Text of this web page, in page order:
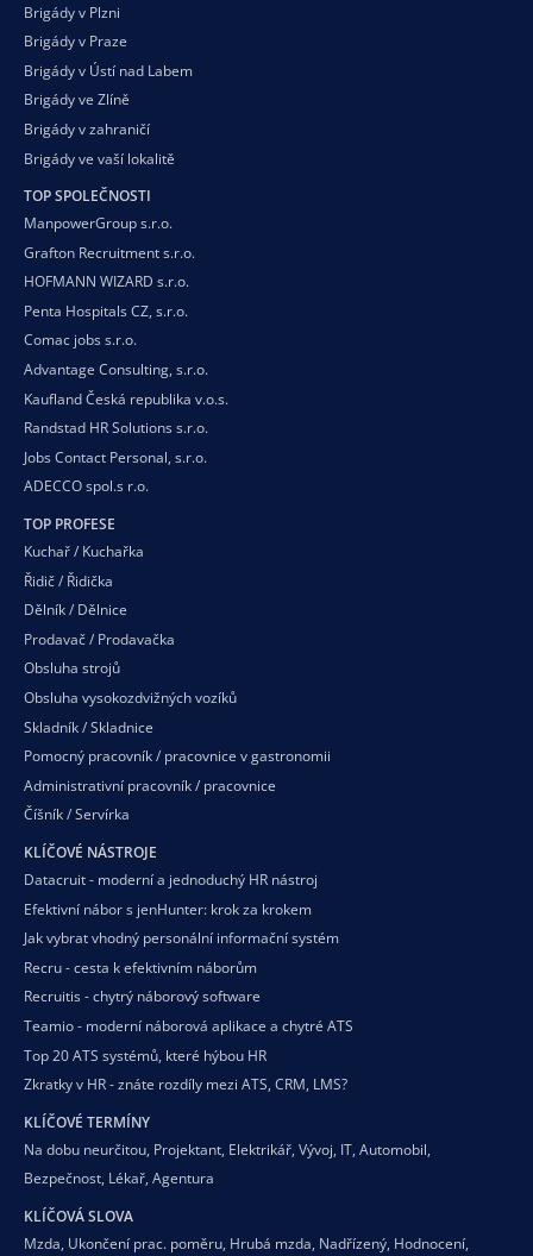
Brigády v Plzni
Brigády v Praze
Brigády v Ústí nad Labem
Brigády ve Zlíně
Brigády v zahraničí
Brigády ve vaší lokalitě
TOP SPOLEČNOSTI
ManpowerGroup s.r.o.
Grafton Recruitment s.r.o.
HOFMANN WIZARD s.r.o.
Penta Hospitals CZ, s.r.o.
Comac jobs s.r.o.
Advantage Consulting, s.r.o.
Kaufland Česká republika v.o.s.
Randstad HR Solutions s.r.o.
Jobs Contact Personal, s.r.o.
ADECCO spol.s r.o.
TOP PROFESE
Kuchař / Kuchařka
Řidič / Řidička
Dělník / Dělnice
Prodavač / Prodavačka
Obsluha strojů
Obsluha vysokozdvižných vozíků
Skladník / Skladnice
Pomocný pracovník / pracovnice v gastronomii
Administrativní pracovník / pracovnice
Číšník / Servírka
KLÍČOVÉ NÁSTROJE
Datacruit - moderní a jednoduchý HR nástroj
Efektivní nábor s jenHunter: krok za krokem
Jak vybrat vhodný personální informační systém
Recru - cesta k efektivním náborům
Recruitis - chytrý náborový software
Teamio - moderní náborová aplikace a chytré ATS
Top 20 ATS systémů, které hýbou HR
Zkratky v HR - znáte rozdíly mezi ATS, CRM, LMS?
KLÍČOVÉ TERMÍNY
Na dobu neurčitou, Projektant, Elektrikář, Vývoj, IT, Automobil,
Bezpečnost, Lékař, Agentura
KLÍČOVÁ SLOVA
Mzda, Ukončení prac. poměru, Hrubá mzda, Nadřízený, Hodnocení,